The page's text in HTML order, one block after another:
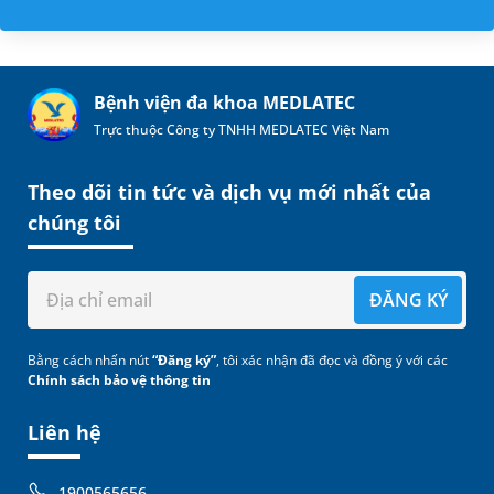
Bệnh viện đa khoa MEDLATEC
Trực thuộc Công ty TNHH MEDLATEC Việt Nam
Liên hệ
Theo dõi tin tức và dịch vụ mới nhất của
chúng tôi
ĐĂNG KÝ
Bằng cách nhấn nút“Đăng ký”, tôi xác nhận đã đọc và đồng ý với các
Chính sách bảo vệ thông tin